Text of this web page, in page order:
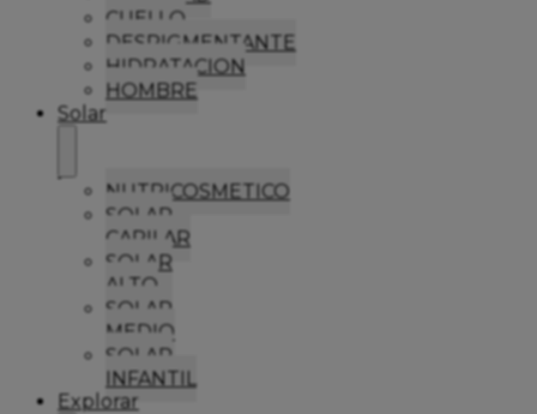
CUELLO
DESPIGMENTANTE
HIDRATACION
HOMBRE
Solar
NUTRICOSMETICO
SOLAR
CAPILAR
SOLAR
ALTO
SOLAR
MEDIO
SOLAR
INFANTIL
Explorar